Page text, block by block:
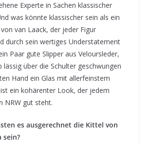
Experte in Sachen klassischer
was könnte klassischer sein als ein
van Laack, der jeder Figur
durch sein wertiges Understatement
Paar gute Slipper aus Veloursleder,
lässig über die Schulter geschwungen
Hand ein Glas mit allerfeinstem
ein kohärenter Look, der jedem
NRW gut steht.
es ausgerechnet die Kittel von
sein?